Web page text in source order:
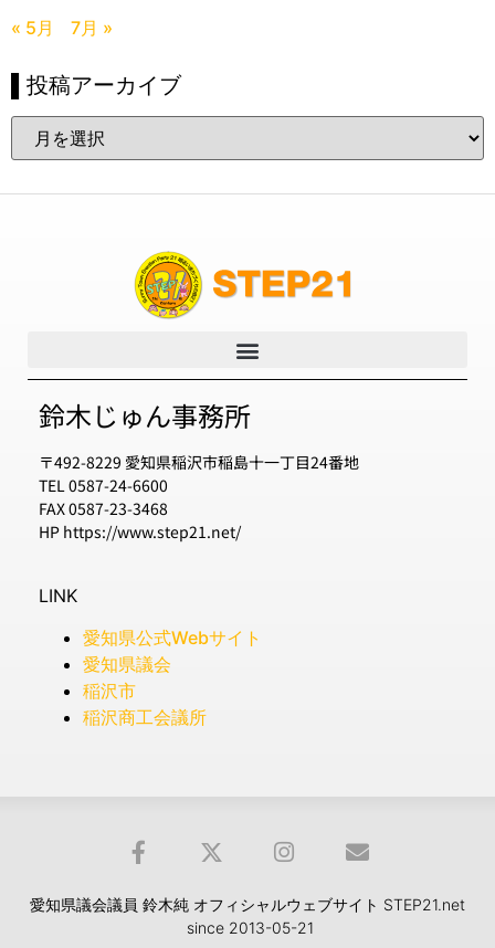
« 5月 7月 »
▌投稿アーカイブ
鈴木じゅん事務所
〒492-8229 愛知県稲沢市稲島十一丁目24番地
TEL 0587-24-6600
FAX 0587-23-3468
HP https://www.step21.net/
LINK
愛知県公式Webサイト
愛知県議会
稲沢市
稲沢商工会議所
愛知県議会議員 鈴木純 オフィシャルウェブサイト STEP21.net
since 2013-05-21